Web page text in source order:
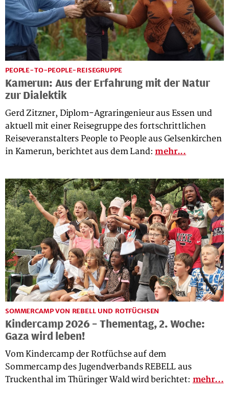
PEOPLE-TO-PEOPLE-REISEGRUPPE
Kamerun: Aus der Erfahrung mit der Natur
zur Dialektik
Gerd Zitzner, Diplom-Agraringenieur aus Essen und
aktuell mit einer Reisegruppe des fortschrittlichen
Reiseveranstalters People to People aus Gelsenkirchen
in Kamerun, berichtet aus dem Land:mehr...
SOMMERCAMP VON REBELL UND ROTFÜCHSEN
Kindercamp 2026 – Thementag, 2. Woche:
Gaza wird leben!
Vom Kindercamp der Rotfüchse auf dem
Sommercamp des Jugendverbands REBELL aus
Truckenthal im Thüringer Wald wird berichtet: mehr...